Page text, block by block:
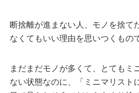
断捨離が進まない人、モノを捨て
なくてもいい理由を思いつくもの
まだまだモノが多くて、とてもミ
ない状態なのに、「ミニマリスト